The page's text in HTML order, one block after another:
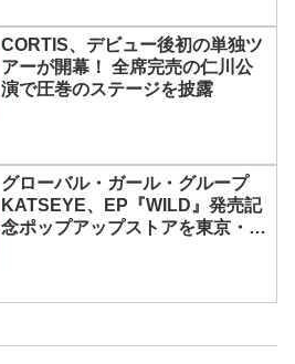
CORTIS、デビュー後初の単独ツ
アーが開幕！ 全席完売の仁川公
演で圧巻のステージを披露
グローバル・ガール・グループ
KATSEYE、EP『WILD』発売記
念ポップアップストアを東京・原